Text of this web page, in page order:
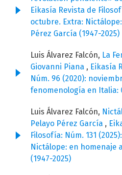
Eikasía Revista de
octubre. Extra:
Pérez García (1947-2025)
Luis Álvarez Falcón, La
Giovanni Piana , Eikasía
Núm. 96 (2020):
fenomenología en Italia:
Luis Álvarez Falcón,
Pelayo Pérez García ,
Filosofía: Núm. 131
Nictálope: en homenaje
(1947-2025)